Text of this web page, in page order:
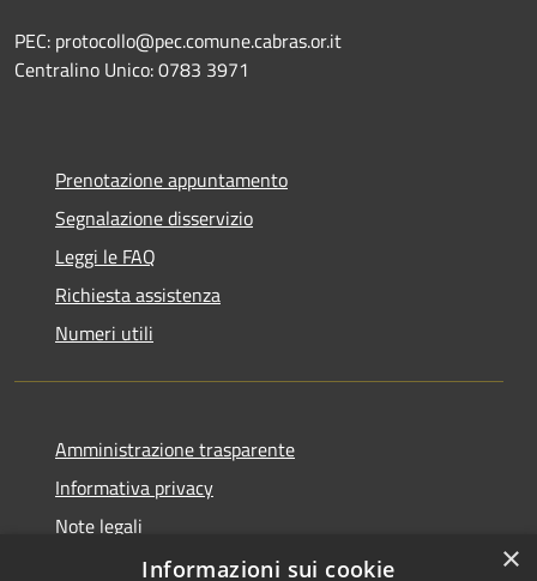
PEC: protocollo@pec.comune.cabras.or.it
Centralino Unico: 0783 3971
Prenotazione appuntamento
Segnalazione disservizio
Leggi le FAQ
Richiesta assistenza
Numeri utili
Amministrazione trasparente
Informativa privacy
Note legali
Dichiarazione di accessibilità
×
Informazioni sui cookie